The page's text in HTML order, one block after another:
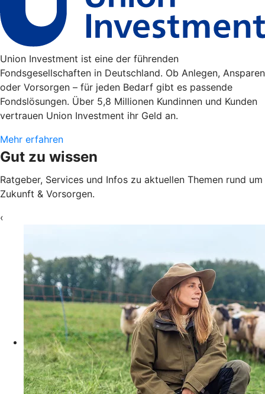
Union Investment ist eine der führenden
Fondsgesellschaften in Deutschland. Ob Anlegen, Ansparen
oder Vorsorgen – für jeden Bedarf gibt es passende
Fondslösungen. Über 5,8 Millionen Kundinnen und Kunden
vertrauen Union Investment ihr Geld an.
Mehr erfahren
Gut zu wissen
Ratgeber, Services und Infos zu aktuellen Themen rund um
Zukunft & Vorsorgen.
‹